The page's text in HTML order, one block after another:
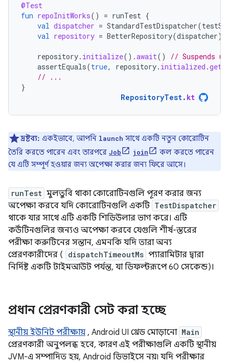
@Test
fun repoInitWorks() = runTest {
val dispatcher = StandardTestDispatcher(
val repository = BetterRepository(dispatcher)
repository. initialize().await()
// Suspends
assertEquals(true, repository. initialized .get
// ...
}
RepositoryTest. kt
দ্রষ্টব্য: একইভাবে, আপনি launch সাথে একটি নতুন কোরোটিন
তৈরি করতে পারেন এবং তারপরে Job join
কল করতে পারেন
যে এটি সম্পূর্ণ হওয়ার জন্য অপেক্ষা করার জন্য ফিরে আসে।
runTest মুলতুবি থাকা কোরোটিনগুলি পূরণ করার জন্য
অপেক্ষা করবে যদি কোরোটিনগুলি একটি TestDispatcher
থাকে যার সাথে এটি একটি শিডিউলার ভাগ করে। এটি
কর্উটিনগুলির জন্যও অপেক্ষা করবে যেগুলি শীর্ষ-স্তরের
পরীক্ষা করুটিনের সন্তান, এমনকি যদি তারা অন্য
প্রেরণকারীদের (
dispatchTimeoutMs প্যারামিটার দ্বারা
নির্দিষ্ট একটি টাইমআউট পর্যন্ত, যা ডিফল্টরূপে 60 সেকেন্ড)।
প্রধান প্রেরণকারী সেট করা হচ্ছে
স্থানীয় ইউনিট পরীক্ষায় , Android UI থ্রেড মোড়ানো Main
প্রেরণকারী অনুপলব্ধ হবে, কারণ এই পরীক্ষাগুলি একটি স্থানীয়
JVM-এ সম্পাদিত হয়, Android ডিভাইসে নয়৷ যদি পরীক্ষার